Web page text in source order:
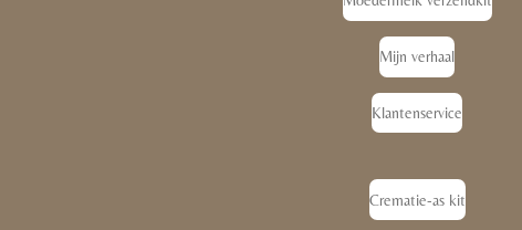
Mijn verhaal
Klantenservice
Crematie-as kit